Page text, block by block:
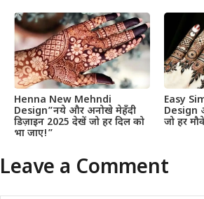
Henna New Mehndi
Design”नये और अनोखे मेहँदी
डिज़ाइन 2025 देखें जो हर दिल को
भा जाए!”
Easy
Design
जो हर
Leave a Comment